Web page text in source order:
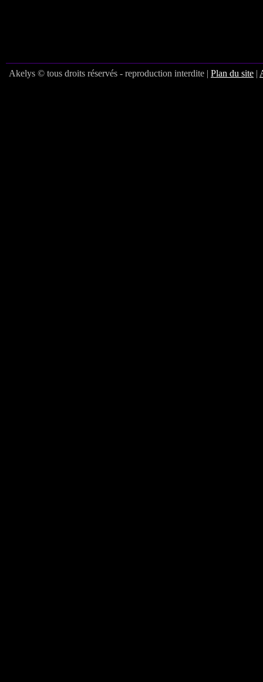
Akelys © tous droits réservés - reproduction interdite | Plan du site |